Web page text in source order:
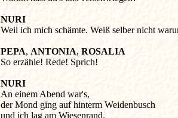
NURI
Weil ich mich schämte. Weiß selber nicht
PEPA, ANTONIA, ROSALIA
So erzähle! Rede! Sprich!
NURI
An einem Abend war's,
der Mond ging auf hinterm Weidenbusch
und ich lag am Wiesenrand.